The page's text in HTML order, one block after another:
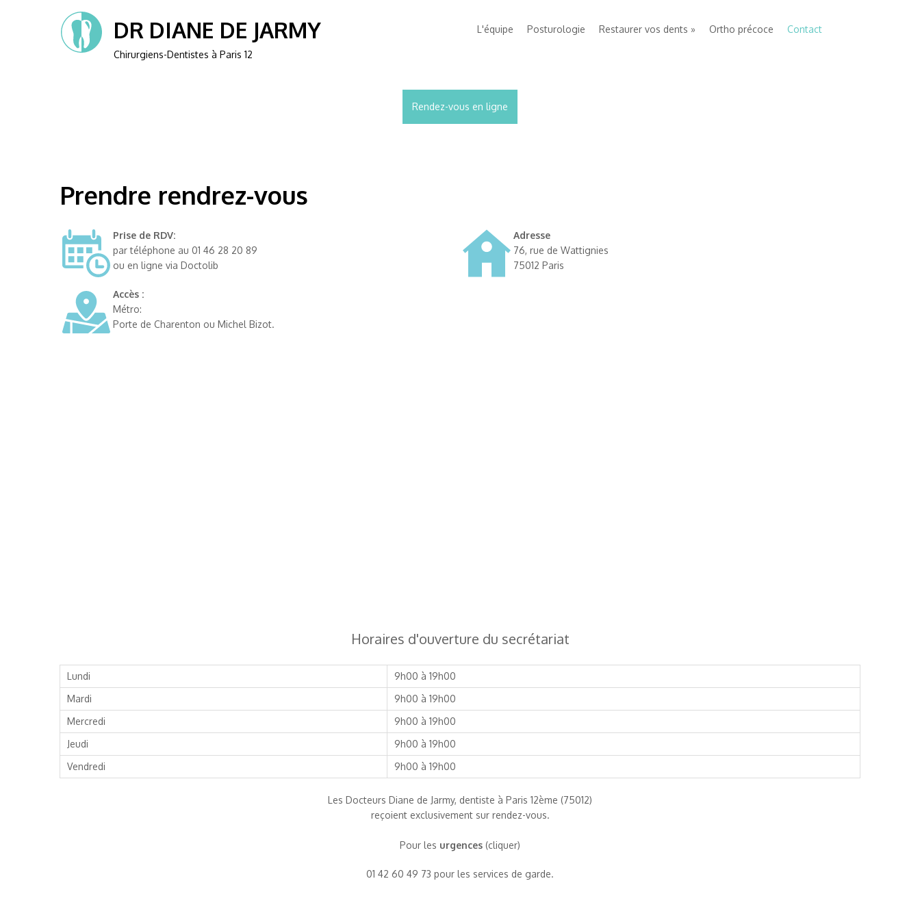
DR DIANE DE JARMY
Chirurgiens-Dentistes à Paris 12
L'équipe Posturologie Restaurer vos dents Ortho précoce Contact
Rendez-vous en ligne
Prendre rendrez-vous
Prise de RDV:
par téléphone au 01 46 28 20 89
ou en ligne via Doctolib
Adresse
76, rue de Wattignies
75012 Paris
Accès :
Métro:
Porte de Charenton ou Michel Bizot.
Horaires d'ouverture du secrétariat
Lundi
9h00 à 19h00
Mardi
9h00 à 19h00
Mercredi
9h00 à 19h00
Jeudi
9h00 à 19h00
Vendredi
9h00 à 19h00
Les Docteurs Diane de Jarmy, dentiste à Paris 12ème (75012)
reçoient exclusivement sur rendez-vous.
Pour les urgences (cliquer)
01 42 60 49 73 pour les services de garde.